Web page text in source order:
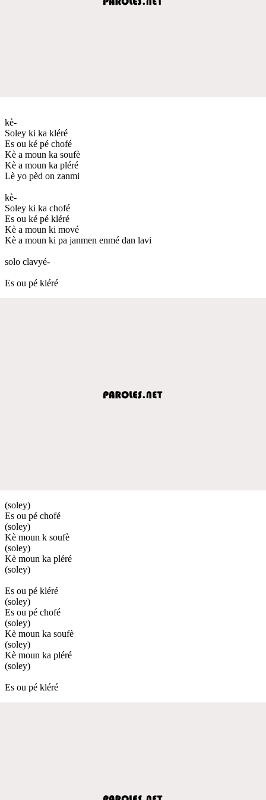
kè-
Soley ki ka kléré
Es ou ké pé chofé
Kè a moun ka soufè
Kè a moun ka pléré
Lè yo pèd on zanmi
kè-
Soley ki ka chofé
Es ou ké pé kléré
Kè a moun ki mové
Kè a moun ki pa janmen enmé dan lavi
solo clavyé-
Es ou pé kléré
(soley)
Es ou pé chofé
(soley)
Kè moun k soufè
(soley)
Kè moun ka pléré
(soley)
Es ou pé kléré
(soley)
Es ou pé chofé
(soley)
Kè moun ka soufè
(soley)
Kè moun ka pléré
(soley)
Es ou pé kléré